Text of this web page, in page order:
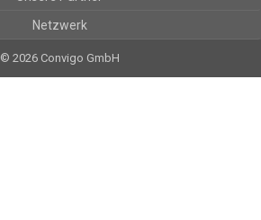
Netzwerk
© 2026 Convigo GmbH